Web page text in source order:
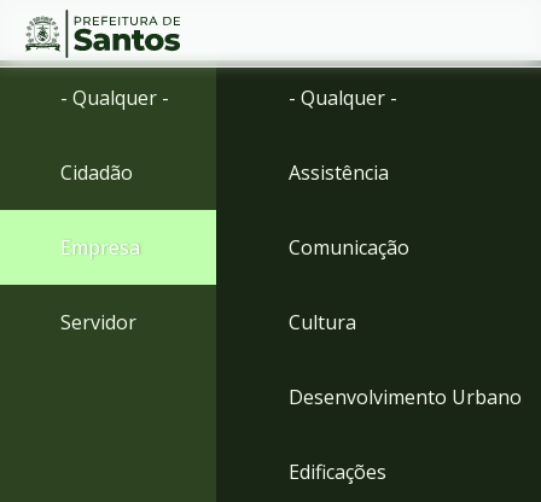
Ir
Ir
menu
Conteúdo
- Qualquer -
Cidadão
Empresa
Servidor
- Qualquer -
Assistência
Comunicação
Cultura
Desenvolvimento Urbano
Edificações